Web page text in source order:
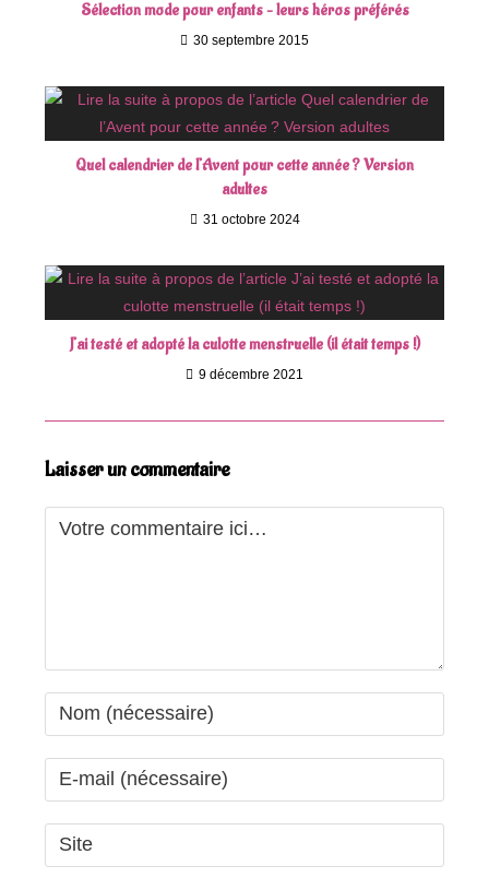
Sélection mode pour enfants – leurs héros préférés
30 septembre 2015
Quel calendrier de l’Avent pour cette année ? Version
adultes
31 octobre 2024
J’ai testé et adopté la culotte menstruelle (il était temps !)
9 décembre 2021
Laisser un commentaire
Comment
Enter
your
name
comment
Enter
your
email
address
Saisir
l’URL